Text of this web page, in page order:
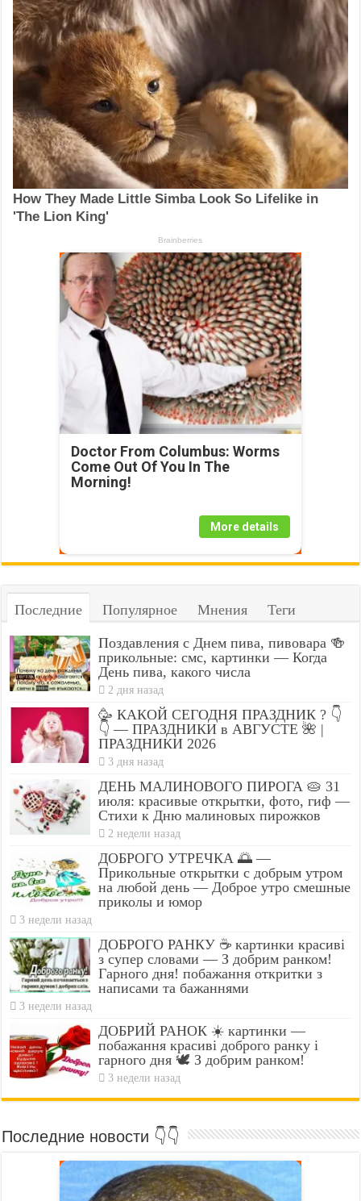
Doctor From Columbus: Worms
Come Out Of You In The
Morning!
More details
Последние Популярное Мнения Теги
Поздавления с Днем пива, пивовара 🍻
прикольные: смс, картинки — Когда
День пива, какого числа
2 дня назад
🥳 КАКОЙ СЕГОДНЯ ПРАЗДНИК ? 👇
👇 — ПРАЗДНИКИ в АВГУСТЕ 🌺 |
ПРАЗДНИКИ 2026
3 дня назад
ДЕНЬ МАЛИНОВОГО ПИРОГА 🥧 31
июля: красивые открытки, фото, гиф —
Стихи к Дню малиновых пирожков
2 недели назад
ДОБРОГО УТРЕЧКА 🌅 —
Прикольные открытки с добрым утром
на любой день — Доброе утро смешные
приколы и юмор
3 недели назад
ДОБРОГО РАНКУ ☕ картинки красиві
з супер словами — З добрим ранком!
Гарного дня! побажання откритки з
написами та бажаннями
3 недели назад
ДОБРИЙ РАНОК ☀️ картинки —
побажання красиві доброго ранку і
гарного дня 🕊️ З добрим ранком!
3 недели назад
Последние новости 👇👇